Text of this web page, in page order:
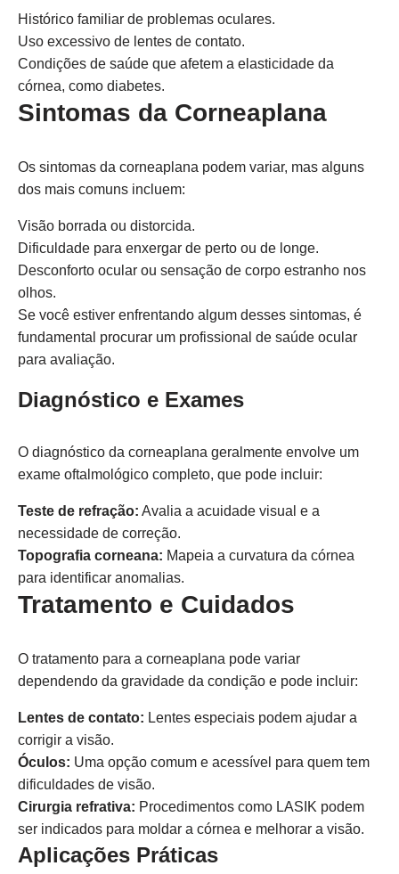
Histórico familiar de problemas oculares.
Uso excessivo de lentes de contato.
Condições de saúde que afetem a elasticidade da
córnea, como diabetes.
Sintomas da Corneaplana
Os sintomas da corneaplana podem variar, mas alguns
dos mais comuns incluem:
Visão borrada ou distorcida.
Dificuldade para enxergar de perto ou de longe.
Desconforto ocular ou sensação de corpo estranho nos
olhos.
Se você estiver enfrentando algum desses sintomas, é
fundamental procurar um profissional de saúde ocular
para avaliação.
Diagnóstico e Exames
O diagnóstico da corneaplana geralmente envolve um
exame oftalmológico completo, que pode incluir:
Teste de refração: Avalia a acuidade visual e a
necessidade de correção.
Topografia corneana: Mapeia a curvatura da córnea
para identificar anomalias.
Tratamento e Cuidados
O tratamento para a corneaplana pode variar
dependendo da gravidade da condição e pode incluir:
Lentes de contato: Lentes especiais podem ajudar a
corrigir a visão.
Óculos: Uma opção comum e acessível para quem tem
dificuldades de visão.
Cirurgia refrativa: Procedimentos como LASIK podem
ser indicados para moldar a córnea e melhorar a visão.
Aplicações Práticas